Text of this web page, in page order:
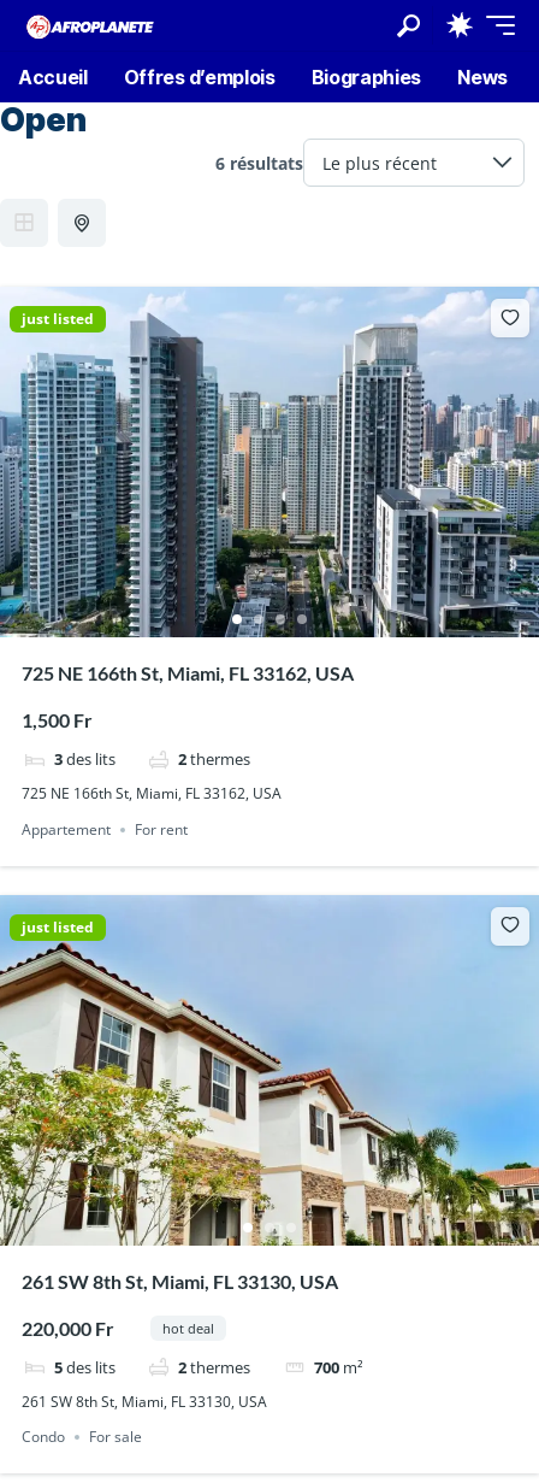
Accueil Offres d’emplois Biographies News
Open
6 résultats
just listed
725 NE 166th St, Miami, FL 33162, USA
1,500 Fr
3des lits 2thermes
725 NE 166th St, Miami, FL 33162, USA
Appartement
For rent
just listed
261 SW 8th St, Miami, FL 33130, USA
220,000 Fr hot deal
5des lits 2thermes 700 m²
261 SW 8th St, Miami, FL 33130, USA
Condo
For sale